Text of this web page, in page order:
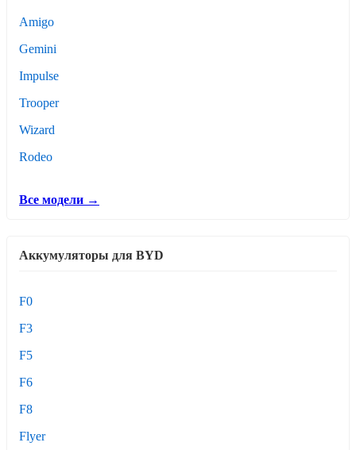
Amigo
Gemini
Impulse
Trooper
Wizard
Rodeo
Все модели →
Аккумуляторы для BYD
F0
F3
F5
F6
F8
Flyer